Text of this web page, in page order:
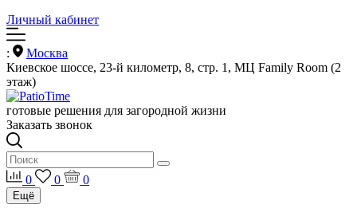
Личный кабинет
:
Москва
Киевское шоссе, 23-й километр, 8, стр. 1, МЦ Family Room (2
этаж)
готовые решения для загородной жизни
Заказать звонок
0 0 0
Ещё